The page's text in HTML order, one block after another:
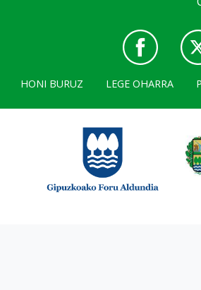
HONI BURUZ LEGE OHARRA